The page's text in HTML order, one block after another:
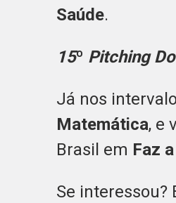
Saúde.
15º Pitching
Já nos
Matemática, e
Brasil em Faz
Se interessou?